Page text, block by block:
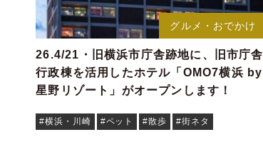
グルメ・おでかけ
26.4/21・旧横浜市庁舎跡地に、旧市庁舎
行政棟を活用したホテル「OMO7横浜 by
星野リゾート」がオープンします！
#横浜・川崎 #ペット #散歩 #街ネタ